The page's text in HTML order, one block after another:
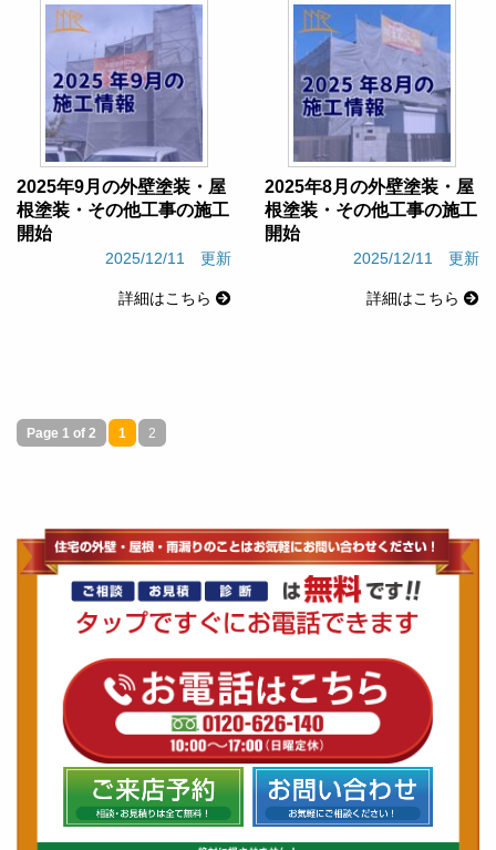
2025年9月の外壁塗装・屋
根塗装・その他工事の施工
開始
2025/12/11 更新
詳細はこちら
2025年8月の外壁塗装・屋
根塗装・その他工事の施工
開始
2025/12/11 更新
詳細はこちら
Page 1 of 2 1 2